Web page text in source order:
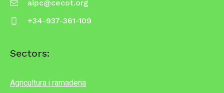
aipc@cecot.org
+34-937-361-109
Sectors:
Agricultura i ramaderia